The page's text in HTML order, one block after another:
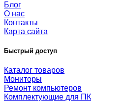
Блог
О нас
Контакты
Карта сайта
Быстрый доступ
Каталог товаров
Мониторы
Ремонт компьютеров
Комплектующие для ПК